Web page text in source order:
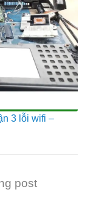
3 lỗi wifi –
post